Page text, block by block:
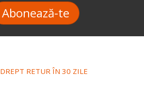
Abonează-te
DREPT RETUR ÎN 30 ZILE